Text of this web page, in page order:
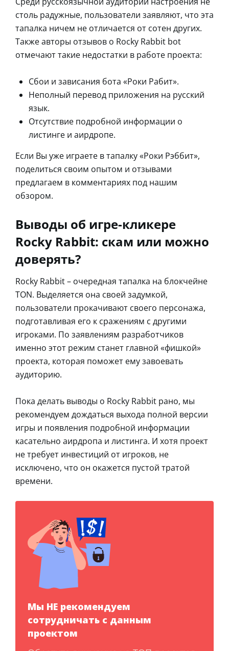
столь радужные, пользователи заявляют, что эта
тапалка ничем не отличается от сотен других.
Также авторы отзывов о Rocky Rabbit bot
отмечают такие недостатки в работе проекта:
Сбои и зависания бота «Роки Рабит».
Неполный перевод приложения на русский
язык.
Отсутствие подробной информации о
листинге и аирдропе.
Если Вы уже играете в тапалку «Роки Рэббит»,
поделиться своим опытом и отзывами
предлагаем в комментариях под нашим
обзором.
Выводы об игре-кликере
Rocky Rabbit: скам или можно
доверять?
Rocky Rabbit – очередная тапалка на блокчейне
TON. Выделяется она своей задумкой,
пользователи прокачивают своего персонажа,
подготавливая его к сражениям с другими
игроками. По заявлениям разработчиков
именно этот режим станет главной «фишкой»
проекта, которая поможет ему завоевать
аудиторию.
Пока делать выводы о Rocky Rabbit рано, мы
рекомендуем дождаться выхода полной версии
игры и появления подробной информации
касательно аирдропа и листинга. И хотя проект
не требует инвестиций от игроков, не
исключено, что он окажется пустой тратой
времени.
Мы НЕ рекомендуем
сотрудничать с данным
проектом